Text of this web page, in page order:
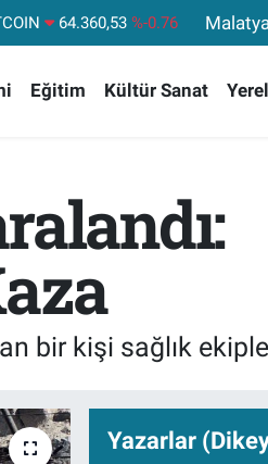
DOLAR 47,7069 %0.17
64,1897 %0.02
64.360,53 %-0.76
Malatya
Eğitim Kültür Sanat
bir kişi sağlık
Yazarlar